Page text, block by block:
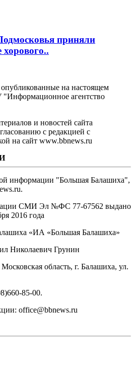
приняли
хорового..
на настоящем
агентство
и новостей сайта
с редакцией с
на сайт www.bbnews.ru
информации "Большая Балашиха",
СМИ Эл №ФС ‎77-67562 выдано
2016 года
«ИА «Большая Балашиха»
Николаевич Грунин
область, г. Балашиха, ул.
85-00.
office@bbnews.ru